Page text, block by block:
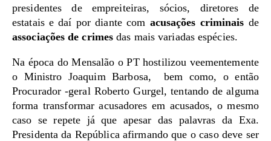
presidentes de empreiteiras, sócios, diretores de
estatais e daí por diante com acusações criminais de
associações de crimes das mais variadas espécies.
Na época do Mensalão o PT hostilizou veementemente
o Ministro Joaquim Barbosa, bem como, o então
Procurador -geral Roberto Gurgel, tentando de alguma
forma transformar acusadores em acusados, o mesmo
caso se repete já que apesar das palavras da Exa.
Presidenta da República afirmando que o caso deve ser